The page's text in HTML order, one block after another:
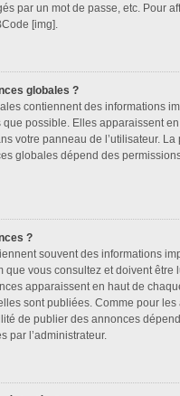
par un mot de passe, etc. Pour
[img].
globales ?
contiennent des informations
possible. Elles apparaissent
votre panneau de l’utilisateur. La
globales dépend des
?
souvent des informations
que vous consultez et doivent être
apparaissent en haut de
sont publiées. Comme pour les
de publier des annonces
par l’administrateur.